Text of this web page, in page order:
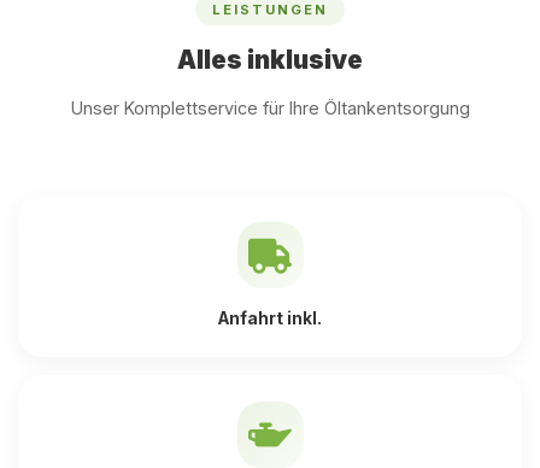
LEISTUNGEN
Alles inklusive
Unser Komplettservice für Ihre Öltankentsorgung
Anfahrt inkl.